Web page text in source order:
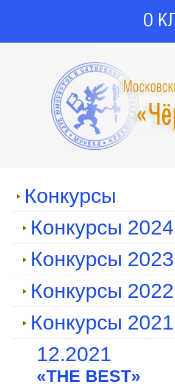
О
Конкурсы
Конкурсы 2024
Конкурсы 2023
Конкурсы 2022
Конкурсы 2021
12.2021
«THE BEST»